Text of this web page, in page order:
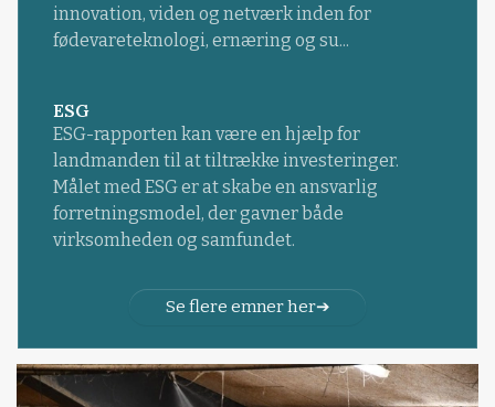
innovation, viden og netværk inden for
fødevareteknologi, ernæring og su...
ESG
ESG-rapporten kan være en hjælp for
landmanden til at tiltrække investeringer.
Målet med ESG er at skabe en ansvarlig
forretningsmodel, der gavner både
virksomheden og samfundet.
Se flere emner her